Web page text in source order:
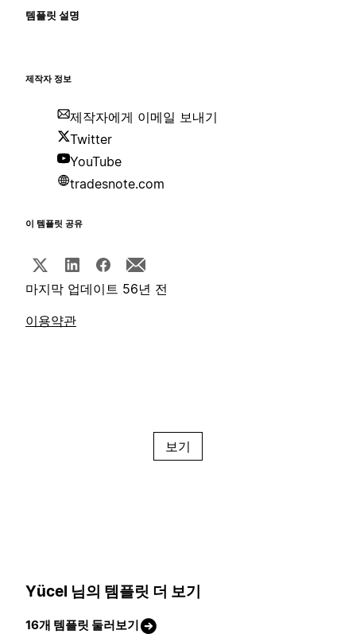
템플릿 설명
제작자 정보
제작자에게 이메일 보내기
Twitter
YouTube
tradesnote.com
이 템플릿 공유
마지막 업데이트 56년 전
이용약관
보기
Yücel 님의 템플릿 더 보기
16개 템플릿 둘러보기